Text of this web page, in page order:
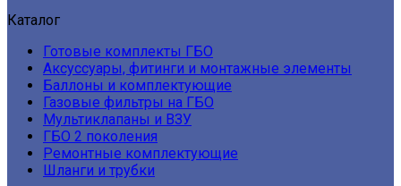
Каталог
Готовые комплекты ГБО
Аксуссуары, фитинги и монтажные элементы
Баллоны и комплектующие
Газовые фильтры на ГБО
Мультиклапаны и ВЗУ
ГБО 2 поколения
Ремонтные комплектующие
Шланги и трубки